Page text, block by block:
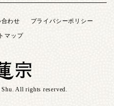
わせ
プライバシーポリシー
マップ
All rights reserved.